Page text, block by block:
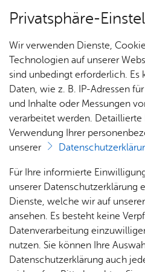
Über­sicht Bür­ger &
Rat­
haus &
Bür­
ger­
ser­vice
Rat­
häu­ser
Nach­
rich­
ten,
Vi­de­os
& Bil­
der
Me­di­
Jobs
Stel­
len­an­
ge­bo­te
Aus­bil­
dung &
Stu­di­
Dienst­leis­tun­gen A–Z
Flie­gen­de
Fliegende Bauten – etwa
oder Fahrgeschäfte – sind
wiederholt auf- und abgebaut
Orten betrieben werden.
Privatsphäre-
Wir verwenden Dienste,
Technologien auf unserer
sind unbedingt erforderlich. Es
Daten, wie z. B. IP-Adressen
und Inhalte oder Messungen
verarbeitet werden.
Verwendung Ihrer
unserer
Für Ihre informierte
unserer Datenschutzerklärung
Dienste, welche wir auf
ansehen. Es besteht keine
Datenverarbeitung
nutzen. Sie können Ihre
Datenschutzerklärung auch